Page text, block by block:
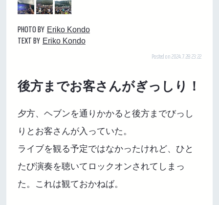
PHOTO BY Eriko Kondo
TEXT BY Eriko Kondo
Posted on 2024.7.28 23:22
後方までお客さんがぎっしり！
夕方、ヘブンを通りかかると後方までびっし
りとお客さんが入っていた。
ライブを観る予定ではなかったけれど、ひと
たび演奏を聴いてロックオンされてしまっ
た。これは観ておかねば。